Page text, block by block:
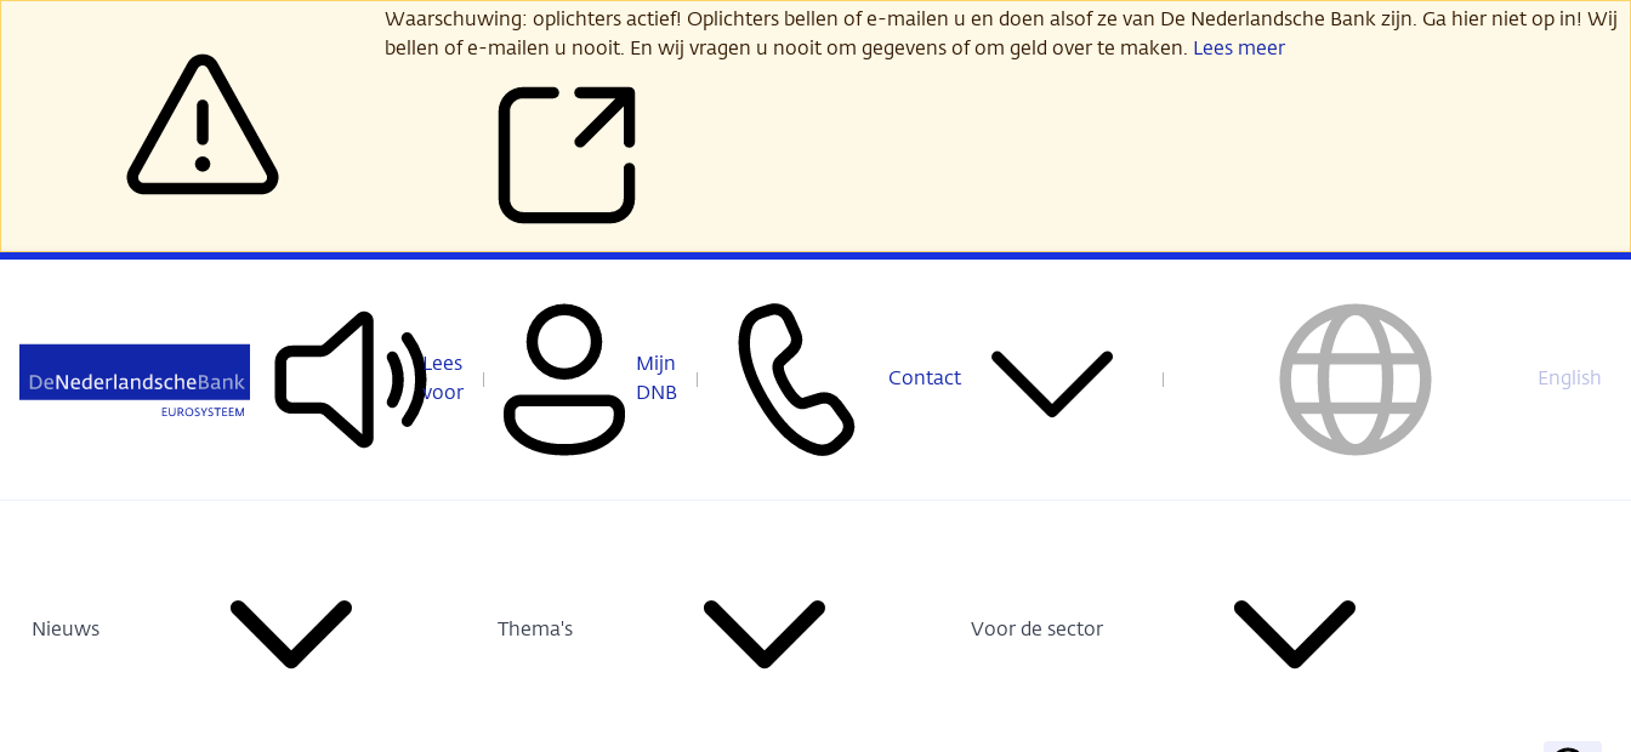
Waarschuwing: oplichters actief! Oplichters bellen of e-mailen u en doen alsof ze van De Nederlandsche Bank zijn. Ga hier niet op in! Wij
bellen of e-mailen u nooit. En wij vragen u nooit om gegevens of om geld over te maken. Lees meer
Lees
voor
Mijn
DNB
Contact English
Nieuws Thema's Voor de sector